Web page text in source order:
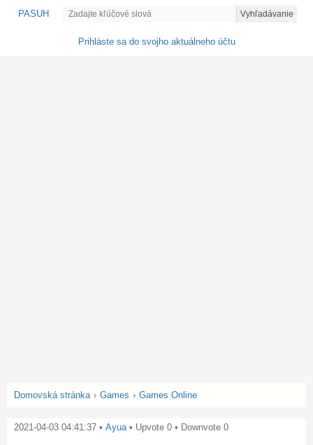
PASUH Vyhľadávanie
Prihláste sa do svojho aktuálneho účtu
Domovská stránka › Games › Games Online
2021-04-03 04:41:37 • Ayua• Upvote 0 • Downvote 0